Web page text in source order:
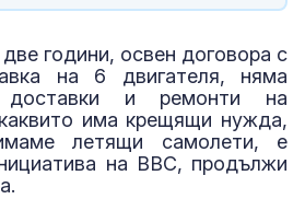
години, освен договора с
на 6 двигателя, няма
доставки и ремонти на
има крещящи нужда,
летящи самолети, е
на ВВС, продължи